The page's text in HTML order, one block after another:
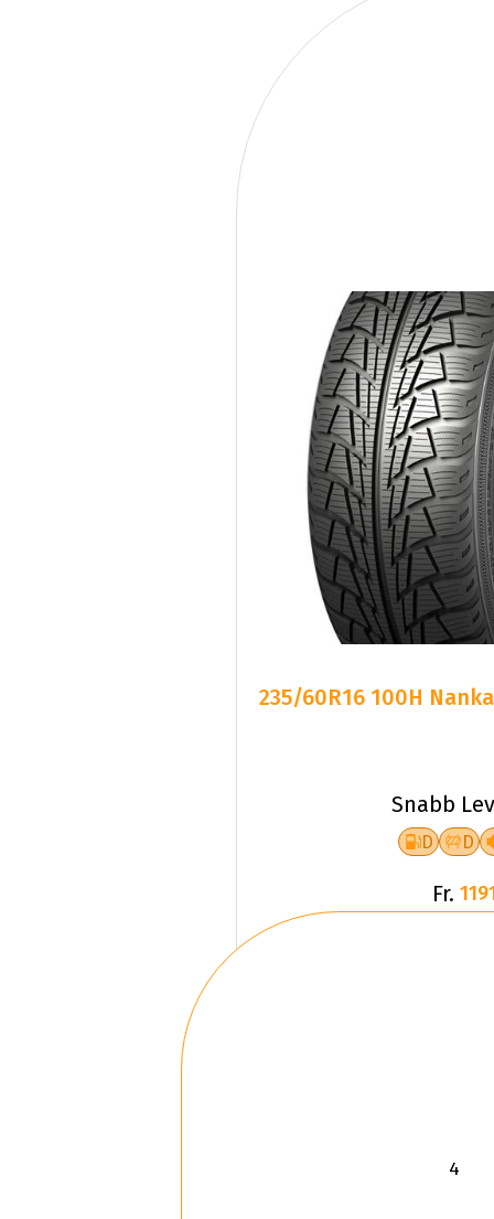
235/60R16 100H
Snabb
D D
Fr.